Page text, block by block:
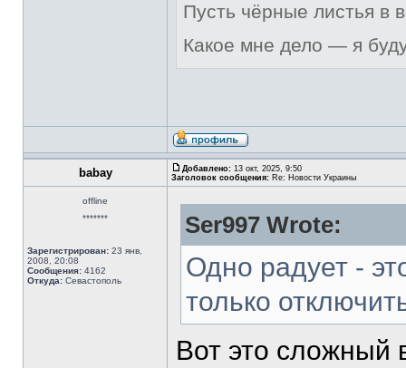
Пусть чёрные листья в
Какое мне дело — я
babay Добавлено: 13 окт, 2025, 9:50
Заголовок сообщения: Re: Новости Украины
offline
*******
Зарегистрирован: 23 янв,
2008, 20:08
Сообщения: 4162
Откуда: Севастополь
Ser997 Wrote:
Одно радует -
только
Вот это сложный